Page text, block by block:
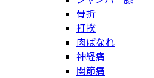
骨折
打撲
肉ばなれ
神経痛
関節痛